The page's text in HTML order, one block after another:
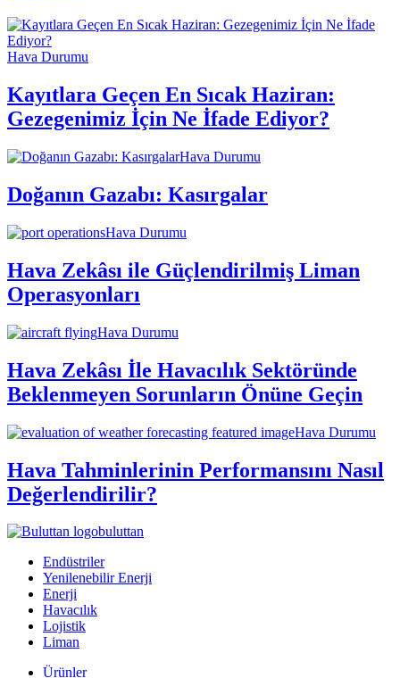
Hava Durumu
Kayıtlara Geçen En Sıcak Haziran:
Gezegenimiz İçin Ne İfade Ediyor?
Hava Durumu
Doğanın Gazabı: Kasırgalar
Hava Durumu
Hava Zekâsı ile Güçlendirilmiş Liman
Operasyonları
Hava Durumu
Hava Zekâsı İle Havacılık Sektöründe
Beklenmeyen Sorunların Önüne Geçin
Hava Durumu
Hava Tahminlerinin Performansını Nasıl
Değerlendirilir?
buluttan
Endüstriler
Yenilenebilir Enerji
Enerji
Havacılık
Lojistik
Liman
Ürünler